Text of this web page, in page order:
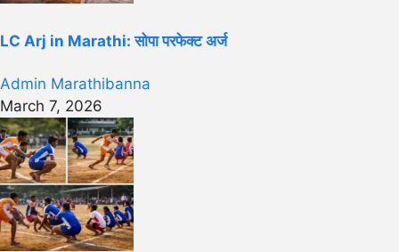
LC Arj in Marathi: सोपा परफेक्ट अर्ज
Admin Marathibanna
March 7, 2026